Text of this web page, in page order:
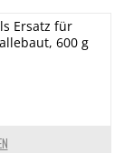
Ersatz für
600 g